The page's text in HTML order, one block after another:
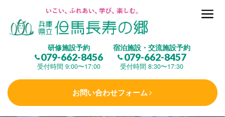
研修施設予約
079-662-8456
受付時間 9:00〜17:00
宿泊施設・交流施設予約
079-662-8457
受付時間 8:30〜17:30
お問い合わせフォーム
但馬長寿の郷とは
(研修施設)
楽しむ